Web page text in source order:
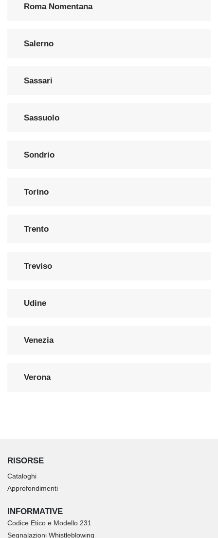
Roma Nomentana
Salerno
Sassari
Sassuolo
Sondrio
Torino
Trento
Treviso
Udine
Venezia
Verona
RISORSE
Cataloghi
Approfondimenti
INFORMATIVE
Codice Etico e Modello 231
Segnalazioni Whistleblowing